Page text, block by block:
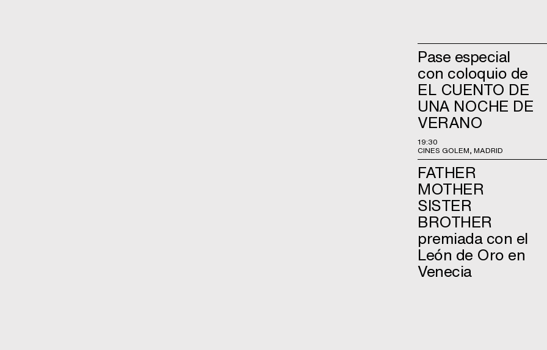
Pase especial
con coloquio de
EL CUENTO DE
UNA NOCHE DE
VERANO
19:30
CINES GOLEM, MADRID
FATHER
MOTHER
SISTER
BROTHER
premiada con el
León de Oro en
Venecia